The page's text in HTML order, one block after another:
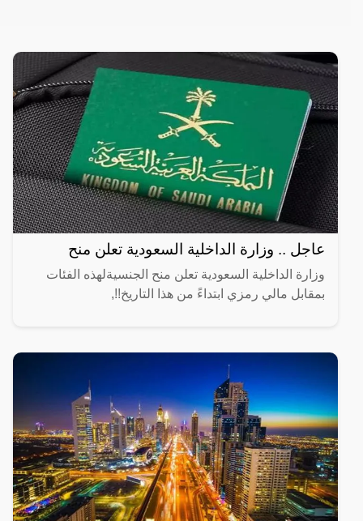
عاجل .. وزارة الداخلية السعودية تعلن منح
وزارة الداخلية السعودية تعلن منح الجنسيةلهذه الفئات
بمقابل مالي رمزي ابتداءً من هذا التاريخ!!,